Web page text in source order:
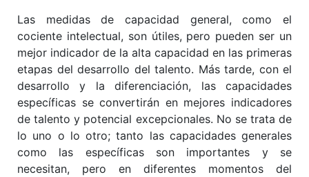
Las medidas de capacidad general, como el
cociente intelectual, son útiles, pero pueden ser un
mejor indicador de la alta capacidad en las primeras
etapas del desarrollo del talento. Más tarde, con el
desarrollo y la diferenciación, las capacidades
específicas se convertirán en mejores indicadores
de talento y potencial excepcionales. No se trata de
lo uno o lo otro; tanto las capacidades generales
como las específicas son importantes y se
necesitan, pero en diferentes momentos del